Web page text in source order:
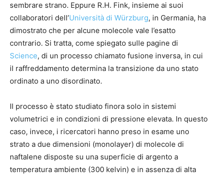
sembrare strano. Eppure R.H. Fink, insieme ai suoi
collaboratori dell’Università di Würzburg, in Germania, ha
dimostrato che per alcune molecole vale l’esatto
contrario. Si tratta, come spiegato sulle pagine di
Science, di un processo chiamato fusione inversa, in cui
il raffreddamento determina la transizione da uno stato
ordinato a uno disordinato.
Il processo è stato studiato finora solo in sistemi
volumetrici e in condizioni di pressione elevata. In questo
caso, invece, i ricercatori hanno preso in esame uno
strato a due dimensioni (monolayer) di molecole di
naftalene disposte su una superficie di argento a
temperatura ambiente (300 kelvin) e in assenza di alta